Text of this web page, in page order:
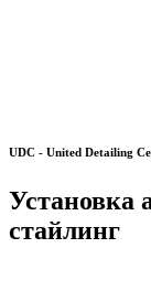
UDC - United Detailing
Установка
стайлинг